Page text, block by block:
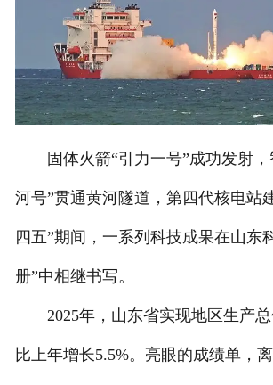
固体火箭“引力一号”成功发射，
河号”贯通黄河隧道，第四代核电
四五”期间，一系列科技成果在山东
册”中相继书写。
2025年，山东省实现地区生产总
比上年增长5.5%。亮眼的成绩单，